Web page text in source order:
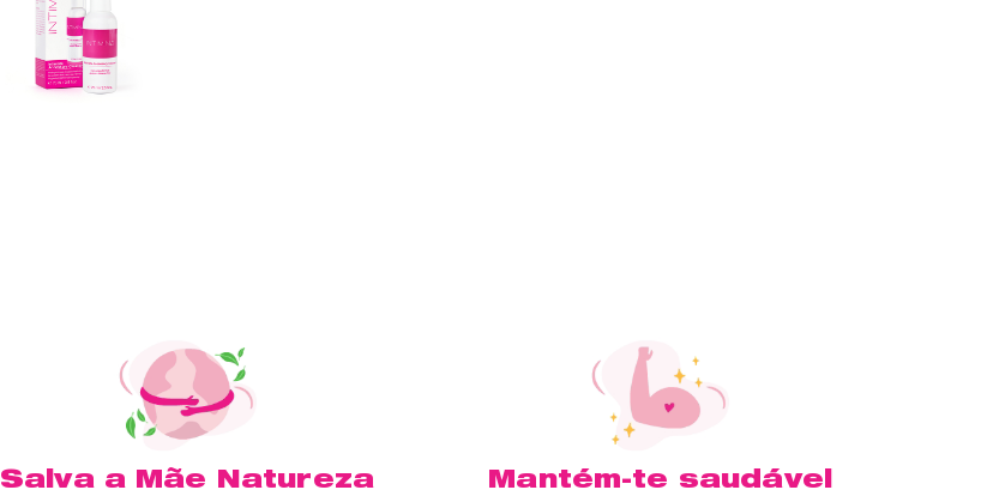
Salva a Mãe Natureza Mantém-te saudável